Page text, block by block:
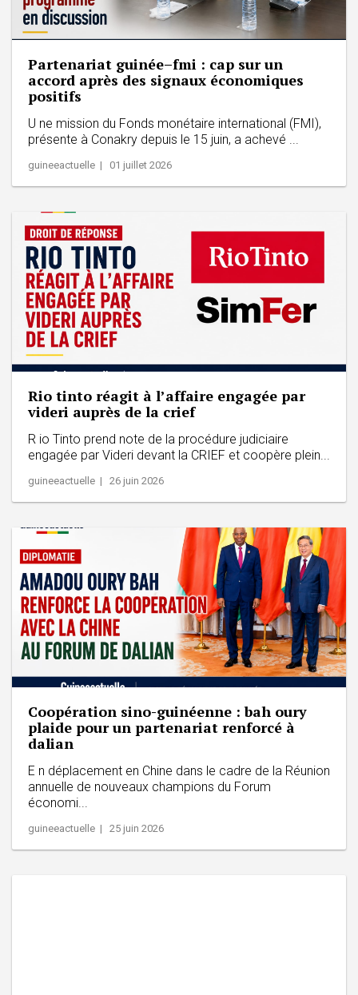
Partenariat guinée–fmi : cap sur un
accord après des signaux économiques
positifs
U ne mission du Fonds monétaire international (FMI),
présente à Conakry depuis le 15 juin, a achevé ...
guineeactuelle | 01 juillet 2026
Rio tinto réagit à l’affaire engagée par
videri auprès de la crief
R io Tinto prend note de la procédure judiciaire
engagée par Videri devant la CRIEF et coopère plein...
guineeactuelle | 26 juin 2026
Coopération sino-guinéenne : bah oury
plaide pour un partenariat renforcé à
dalian
E n déplacement en Chine dans le cadre de la Réunion
annuelle de nouveaux champions du Forum
économi...
guineeactuelle | 25 juin 2026